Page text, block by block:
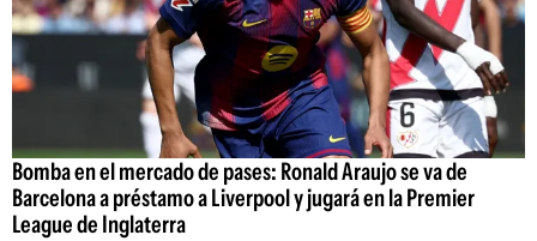
Bomba en el mercado de pases: Ronald Araujo se va de
Barcelona a préstamo a Liverpool y jugará en la Premier
League de Inglaterra